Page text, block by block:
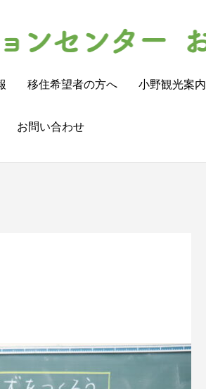
移住希望者の方へ 小野観光案内
お問い合わせ